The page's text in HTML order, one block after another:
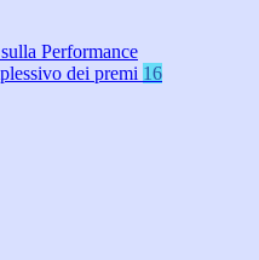
Performance
dei premi 16